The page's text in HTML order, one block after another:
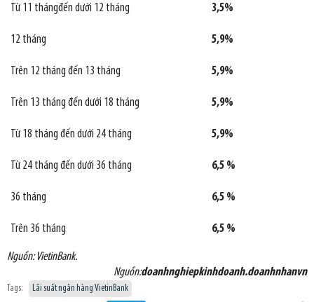
Từ 11 thángđến dưới 12 tháng 3,5%
12 tháng 5,9%
Trên 12 tháng đến 13 tháng 5,9%
Trên 13 tháng đến dưới 18 tháng 5,9%
Từ 18 tháng đến dưới 24 tháng 5,9%
Từ 24 tháng đến dưới 36 tháng 6,5 %
36 tháng 6,5 %
Trên 36 tháng 6,5 %
Nguồn: VietinBank.
Nguồn:doanhnghiepkinhdoanh.doanhnhanvn
Tags: Lãi suất ngân hàng VietinBank